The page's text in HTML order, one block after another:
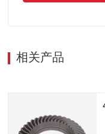
相关产品